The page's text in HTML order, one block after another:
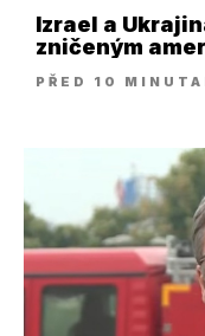
Izrael a
zničeným
PŘED 10